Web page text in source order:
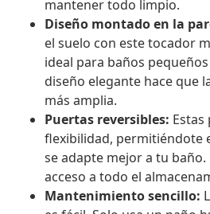
mantener todo limpio.
Diseño montado en la
el suelo con este tocador
ideal para baños
diseño elegante hace que
más amplia.
Puertas reversibles:
flexibilidad, permitiéndote
se adapte mejor a tu
acceso a todo el
Mantenimiento sencillo: